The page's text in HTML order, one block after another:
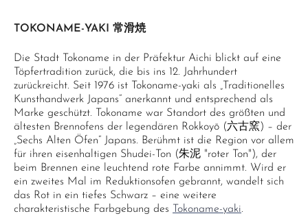
TOKONAME-YAKI 常滑焼
Die Stadt Tokoname in der Präfektur Aichi blickt auf eine
Töpfertradition zurück, die bis ins 12. Jahrhundert
zurückreicht. Seit 1976 ist Tokoname-yaki als „Traditionelles
Kunsthandwerk Japans“ anerkannt und entsprechend als
Marke geschützt. Tokoname war Standort des größten und
ältesten Brennofens der legendären Rokkoyō (六古窯) – der
„Sechs Alten Öfen“ Japans. Berühmt ist die Region vor allem
für ihren eisenhaltigen Shudei-Ton (朱泥 "roter Ton"), der
beim Brennen eine leuchtend rote Farbe annimmt. Wird er
ein zweites Mal im Reduktionsofen gebrannt, wandelt sich
das Rot in ein tiefes Schwarz – eine weitere
charakteristische Farbgebung des
Tokoname-yaki.